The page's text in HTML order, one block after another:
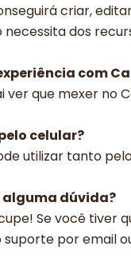
criar,
necessita dos
com
ver que mexer no
celular?
utilizar tanto
alguma dúvida?
Se você tiver
suporte por email